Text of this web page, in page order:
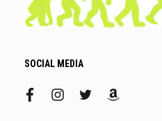
SOCIAL MEDIA
facebookinstagram
twitteramazon